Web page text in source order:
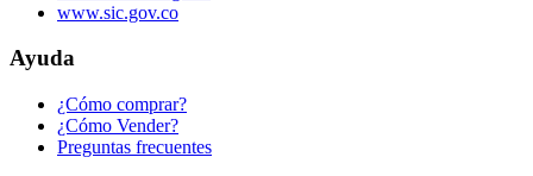
www.sic.gov.co
Ayuda
¿Cómo comprar?
¿Cómo Vender?
Preguntas frecuentes